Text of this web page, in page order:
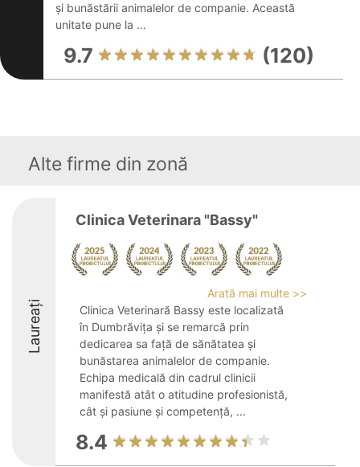
și bunăstării animalelor de companie. Această
unitate pune la ...
9.7 (120)
Alte firme din zonă
Laureați
Clinica Veterinara "Bassy"
Arată mai multe >>
Clinica Veterinară Bassy este localizată
în Dumbrăvița și se remarcă prin
dedicarea sa față de sănătatea și
bunăstarea animalelor de companie.
Echipa medicală din cadrul clinicii
manifestă atât o atitudine profesionistă,
cât și pasiune și competență, ...
8.4